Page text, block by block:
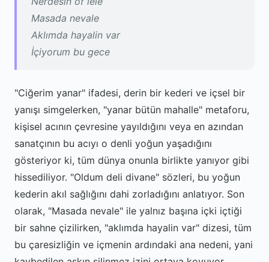
Masada nevale
Aklımda hayalin var
İçiyorum bu gece
"Ciğerim yanar" ifadesi, derin bir kederi ve içsel bir
yanışı simgelerken, "yanar bütün mahalle" metaforu,
kişisel acının çevresine yayıldığını veya en azından
sanatçının bu acıyı o denli yoğun yaşadığını
gösteriyor ki, tüm dünya onunla birlikte yanıyor gibi
hissediliyor. "Oldum deli divane" sözleri, bu yoğun
kederin akıl sağlığını dahi zorladığını anlatıyor. Son
olarak, "Masada nevale" ile yalnız başına içki içtiği
bir sahne çizilirken, "aklımda hayalin var" dizesi, tüm
bu çaresizliğin ve içmenin ardındaki ana nedeni, yani